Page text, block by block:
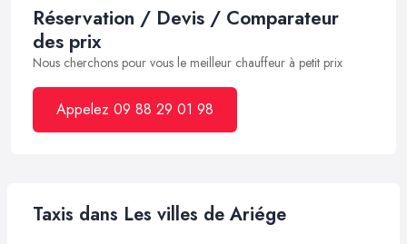
Réservation / Devis / Comparateur
des prix
Nous cherchons pour vous le meilleur chauffeur à petit prix
Appelez 09 88 29 01 98
Taxis dans Les villes de Ariége